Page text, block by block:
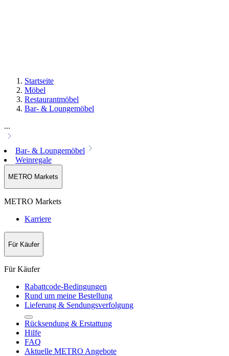
Startseite
Möbel
Restaurantmöbel
Bar- & Loungemöbel
...
Bar- & Loungemöbel
Weinregale
METRO Markets
METRO Markets
Karriere
Für Käufer
Für Käufer
Rabattcode-Bedingungen
Rund um meine Bestellung
Lieferung & Sendungsverfolgung
Rücksendung & Erstattung
Hilfe
FAQ
Aktuelle METRO Angebote